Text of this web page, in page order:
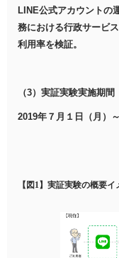
LINE公式アカウントの
務における行政サービ
利用率を検証。
（3）実証実験実施期間
2019年７月１日（月
【図 1】実証実験の概要イ